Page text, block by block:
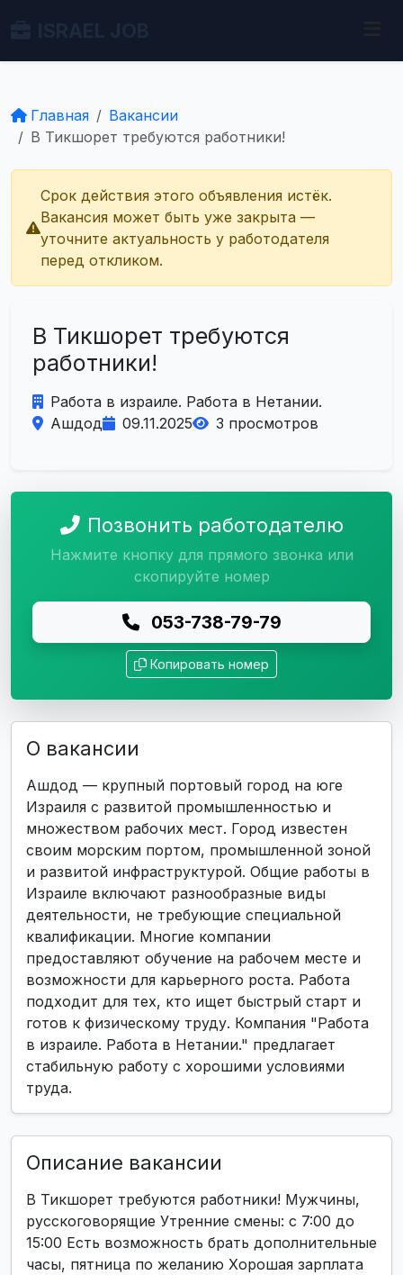
Главная
Вакансии
В Тикшорет требуются работники!
Срок действия этого объявления истёк.
Вакансия может быть уже закрыта —
уточните актуальность у работодателя
перед откликом.
В Тикшорет требуются
работники!
Работа в израиле. Работа в Нетании.
Ашдод
09.11.2025 3 просмотров
Позвонить работодателю
Нажмите кнопку для прямого звонка или
скопируйте номер
053-738-79-79
Копировать номер
О вакансии
Ашдод — крупный портовый город на юге
Израиля с развитой промышленностью и
множеством рабочих мест. Город известен
своим морским портом, промышленной зоной
и развитой инфраструктурой. Общие работы в
Израиле включают разнообразные виды
деятельности, не требующие специальной
квалификации. Многие компании
предоставляют обучение на рабочем месте и
возможности для карьерного роста. Работа
подходит для тех, кто ищет быстрый старт и
готов к физическому труду. Компания "Работа
в израиле. Работа в Нетании." предлагает
стабильную работу с хорошими условиями
труда.
Описание вакансии
В Тикшорет требуются работники! Мужчины,
русскоговорящие Утренние смены: с 7:00 до
15:00 Есть возможность брать дополнительные
часы, пятница по желанию Хорошая зарплата